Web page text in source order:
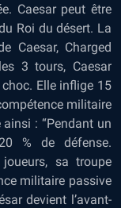
Caesar peut être
Roi du désert. La
Caesar, Charged
3 tours, Caesar
Elle inflige 15
militaire
: “Pendant un
% de défense.
sa troupe
militaire passive
devient l’avant-